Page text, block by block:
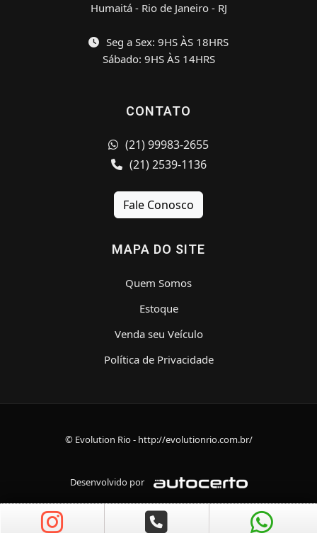
Humaitá - Rio de Janeiro - RJ
Seg a Sex: 9HS ÀS 18HRS
Sábado: 9HS ÀS 14HRS
CONTATO
(21) 99983-2655
(21) 2539-1136
Fale Conosco
MAPA DO SITE
Quem Somos
Estoque
Venda seu Veículo
Política de Privacidade
© Evolution Rio - http://evolutionrio.com.br/
Desenvolvido por